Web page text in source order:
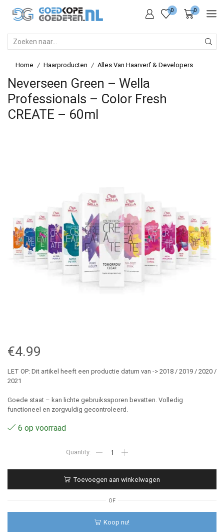
0 0
Home / Haarproducten / Alles Van Haarverf & Developers
Neverseen Green – Wella
Professionals – Color Fresh
CREATE – 60ml
€4.99
LET OP: Dit artikel heeft een productie datum van -> 2018 / 2019 / 2020 /
2021
Goede staat – kan lichte gebruikssporen bevatten. Volledig
functioneel en zorgvuldig gecontroleerd.
6 op voorraad
green
Professionals
-
Color
CREATE
Toevoegen aan winkelwagen
OF
Koop nu!